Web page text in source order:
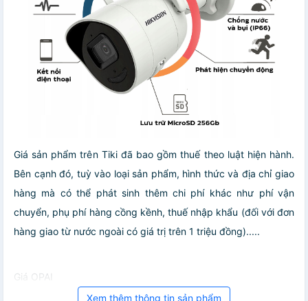
Giá sản phẩm trên Tiki đã bao gồm thuế theo luật hiện hành.
Bên cạnh đó, tuỳ vào loại sản phẩm, hình thức và địa chỉ giao
hàng mà có thể phát sinh thêm chi phí khác như phí vận
chuyển, phụ phí hàng cồng kềnh, thuế nhập khẩu (đối với đơn
hàng giao từ nước ngoài có giá trị trên 1 triệu đồng).....
Giá OPAI
Xem thêm thông tin sản phẩm